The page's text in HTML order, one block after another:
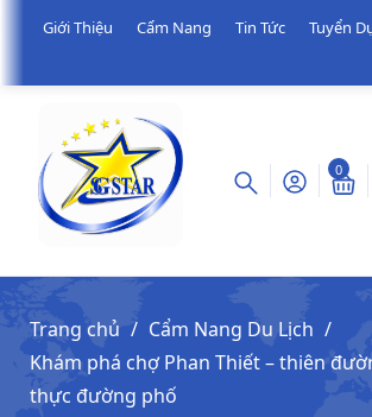
Giới Thiệu Cẩm Nang Tin Tức Tuyển
0
Trang chủ
Cẩm Nang Du Lịch
Khám phá chợ Phan Thiết – thiên
thực đường phố